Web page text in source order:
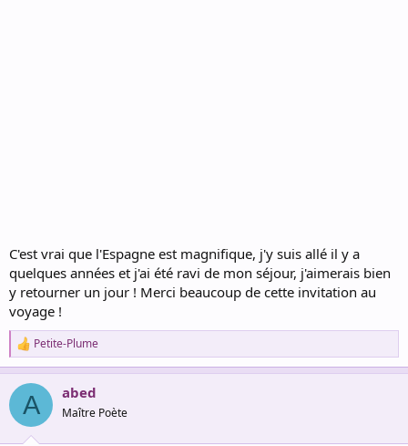
C'est vrai que l'Espagne est magnifique, j'y suis allé il y a
quelques années et j'ai été ravi de mon séjour, j'aimerais bien
y retourner un jour ! Merci beaucoup de cette invitation au
voyage !
R
e
a
c
i
Petite-Plume
A abed
Maître Poète